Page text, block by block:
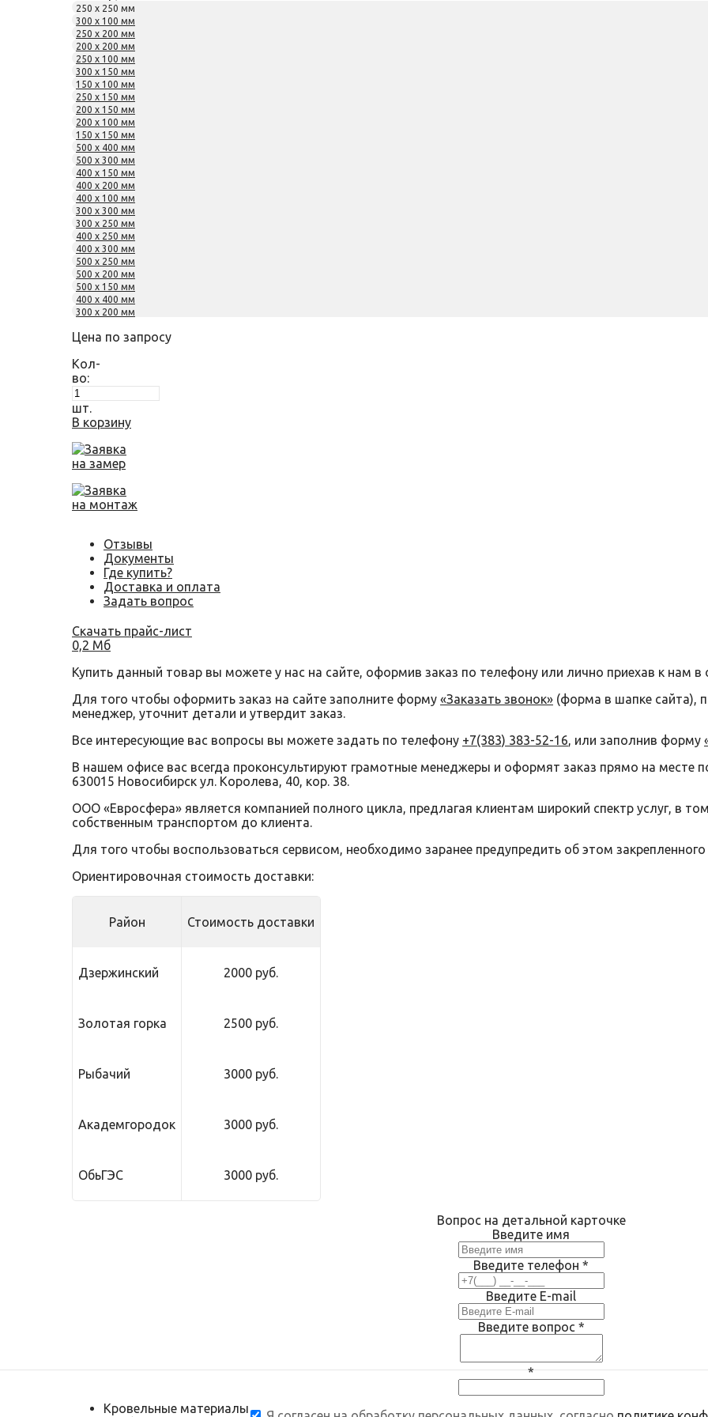
250 x 250 мм
300 x 100 мм
250 x 200 мм
200 x 200 мм
250 x 100 мм
300 x 150 мм
150 x 100 мм
250 x 150 мм
200 x 150 мм
200 x 100 мм
150 x 150 мм
500 x 400 мм
500 x 300 мм
400 x 150 мм
400 x 200 мм
400 x 100 мм
300 x 300 мм
300 x 250 мм
400 x 250 мм
400 x 300 мм
500 x 250 мм
500 x 200 мм
500 x 150 мм
400 x 400 мм
300 x 200 мм
Цена по запросу
Кол-
во:
шт.
В корзину
Заявка
на замер
Заявка
на монтаж
Отзывы
Документы
Где купить?
Доставка и оплата
Задать вопрос
Скачать прайс-лист
0,2 Мб
Купить данный товар вы можете у нас на сайте, оформив заказ по телефону или лично приехав к нам в
Для того чтобы оформить заказ на сайте заполните форму «Заказать звонок» (форма в шапке сайта),
менеджер, уточнит детали и утвердит заказ.
Все интересующие вас вопросы вы можете задать по телефону +7(383) 383-52-16, или заполнив форму
В нашем офисе вас всегда проконсультируют грамотные менеджеры и оформят заказ прямо на месте
630015 Новосибирск ул. Королева, 40, кор. 38.
ООО «Евросфера» является компанией полного цикла, предлагая клиентам широкий спектр услуг, в
собственным транспортом до клиента.
Для того чтобы воспользоваться сервисом, необходимо заранее предупредить об этом
Ориентировочная стоимость доставки:
Район Стоимость доставки
Дзержинский 2000 руб.
Золотая горка 2500 руб.
Рыбачий 3000 руб.
Академгородок 3000 руб.
ОбьГЭС 3000 руб.
Вопрос на детальной карточке
Введите имя
Введите телефон *
Введите E-mail
Введите вопрос *
*
Кровельные материалы